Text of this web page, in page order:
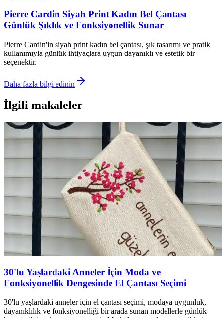
Pierre Cardin Siyah Print Kadın Bel Çantası
Günlük Şıklık ve Fonksiyonellik Sunar
Pierre Cardin'in siyah print kadın bel çantası, şık tasarımı ve pratik
kullanımıyla günlük ihtiyaçlara uygun dayanıklı ve estetik bir
seçenektir.
Daha fazla bilgi edinin
İlgili makaleler
30'lu Yaşlardaki Anneler İçin Moda ve
Fonksiyonellik Dengesinde El Çantası Seçimi
30'lu yaşlardaki anneler için el çantası seçimi, modaya uygunluk,
dayanıklılık ve fonksiyonelliği bir arada sunan modellerle günlük